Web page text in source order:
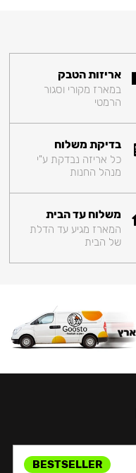
אריזות הטבק
במארז מקורי וסגור
הרמטי
בדיקת משלוח
כל אריזה נבדקת ע"י
מנהל החנות
משלוח עד הבית
המארז מגיע עד הדלת
של הבית
BESTSELLER